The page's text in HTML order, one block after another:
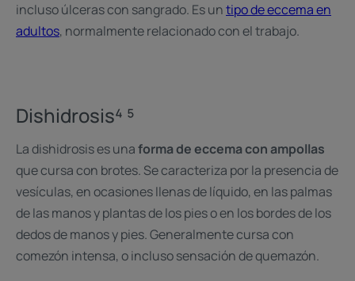
incluso úlceras con sangrado. Es untipo de eccema en
adultos, normalmente relacionado con el trabajo.
Dishidrosis⁴ ⁵
La dishidrosis es unaforma de eccema con ampollas
que cursa con brotes. Se caracteriza por la presencia de
vesículas, en ocasiones llenas de líquido, en las palmas
de las manos y plantas de los pies o en los bordes de los
dedos de manos y pies. Generalmente cursa con
comezón intensa, o incluso sensación de quemazón.